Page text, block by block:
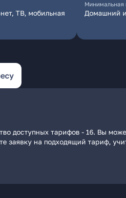
ТВ, мобильная
Минимальная
Домашний
доступных тарифов - 16. Вы
заявку на подходящий тариф,